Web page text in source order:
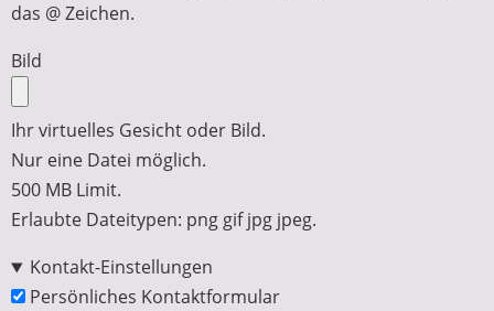
das @ Zeichen.
Bild
Ihr virtuelles Gesicht oder Bild.
Nur eine Datei möglich.
500 MB Limit.
Erlaubte Dateitypen: png gif jpg jpeg.
Kontakt-Einstellungen
Persönliches Kontaktformular